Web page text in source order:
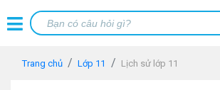
Trang chủ Lớp 11 Lịch sử lớp 11